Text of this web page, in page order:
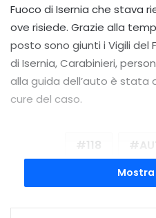
Fuoco di Isernia che stava
ove risiede. Grazie alla
posto sono giunti i Vigili del
di Isernia, Carabinieri,
alla guida dell’auto è stata
cure del caso.
118
CANTALUPO DEL
PROVINCIA DI